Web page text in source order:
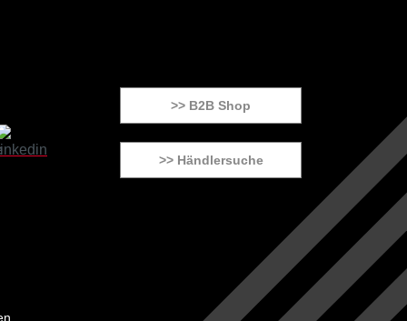
>> B2B Shop
>> Händlersuche